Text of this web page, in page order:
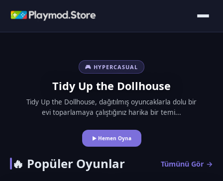
🎮 HYPERCASUAL
Tidy Up the Dollhouse
Tidy Up the Dollhouse, dağıtılmış oyuncaklarla dolu bir
evi toparlamaya çalıştığınız harika bir temi...
▶ Hemen Oyna
🔥 Popüler Oyunlar Tümünü Gör →